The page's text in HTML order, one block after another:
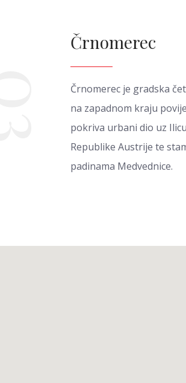
Črnomerec
Črnomerec je gradska
na zapadnom kraju
pokriva urbani dio uz
Republike Austrije te
padinama Medvednice.